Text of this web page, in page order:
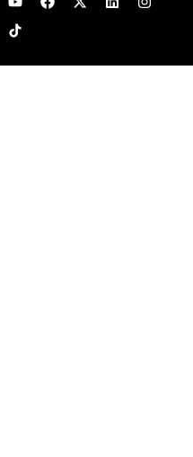
o
u
t
b
a
o
-
t
i
d
n
g